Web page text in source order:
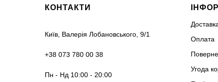
КОНТАКТИ
Київ, Валерія Лобановського, 9/1
+38 073 780 00 38
Пн - Нд 10:00 - 20:00
Оплата
Угода